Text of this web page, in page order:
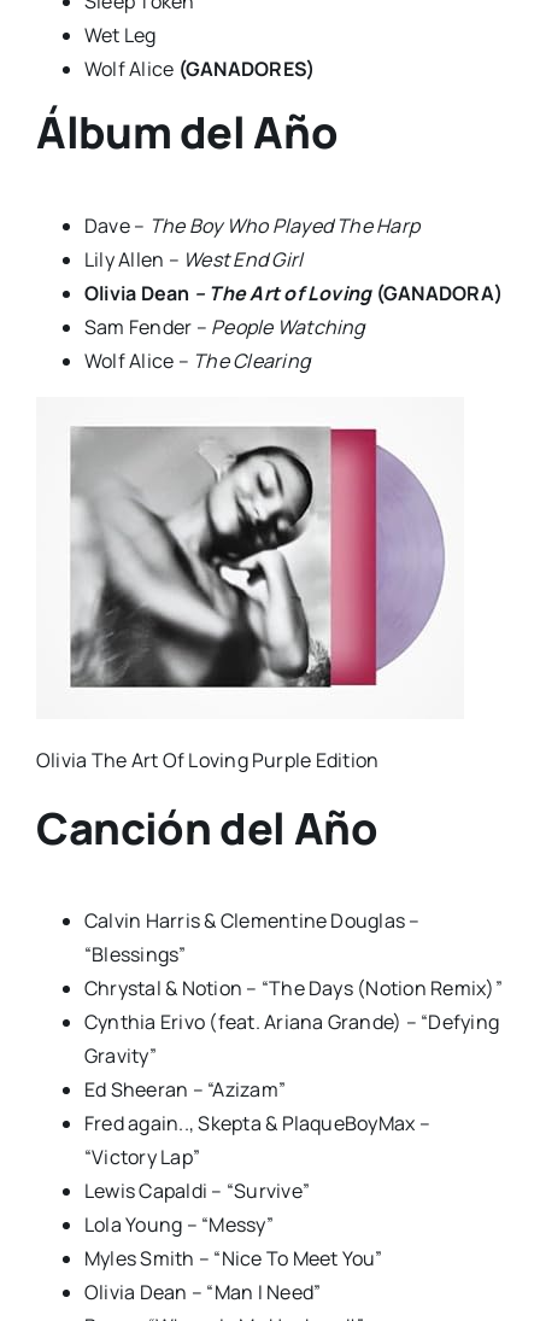
Wet Leg
Wolf Alice (GANADORES)
Álbum del Año
Dave – The Boy Who Played The Harp
Lily Allen – West End Girl
Olivia Dean – The Art of Loving (GANADORA)
Sam Fender – People Watching
Wolf Alice – The Clearing
Olivia The Art Of Loving Purple Edition
Canción del Año
Calvin Harris & Clementine Douglas –
“Blessings”
Chrystal & Notion – “The Days (Notion Remix)”
Cynthia Erivo (feat. Ariana Grande) – “Defying
Gravity”
Ed Sheeran – “Azizam”
Fred again.., Skepta & PlaqueBoyMax –
“Victory Lap”
Lewis Capaldi – “Survive”
Lola Young – “Messy”
Myles Smith – “Nice To Meet You”
Olivia Dean – “Man I Need”